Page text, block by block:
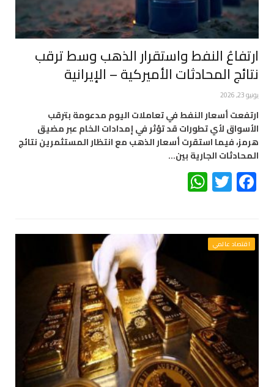
ارتفاعُ النفط واستقرار الذهب وسط ترقب
نتائج المحادثات الأميركية – الإيرانية
يونيو 23, 2026
ارتفعت أسعار النفط في تعاملات اليوم مدعومة بترقب
الأسواق لأي تطورات قد تؤثر في إمدادات الخام عبر مضيق
هرمز، فيما استقرت أسعار الذهب مع انتظار المستثمرين نتائج
المحادثات الجارية بين…
Facebook
Twitter
اقتصاد عالمي